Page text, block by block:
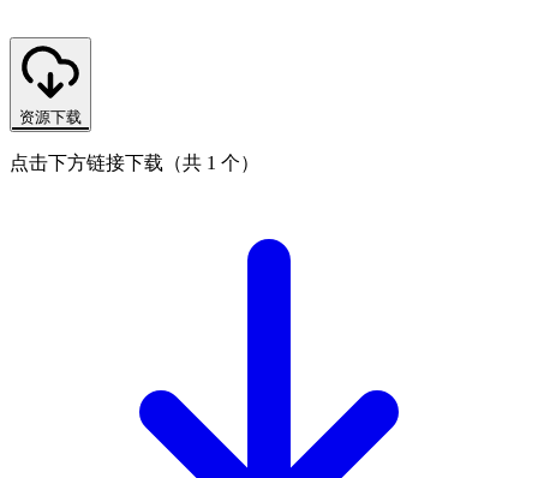
资源下载
点击下方链接下载（共 1 个）